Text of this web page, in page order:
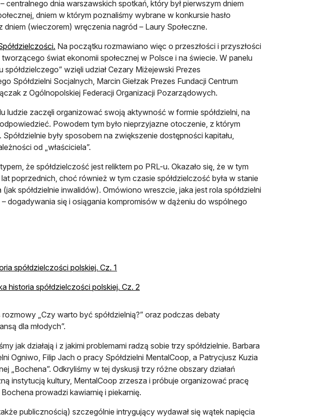
centralnego dnia warszawskich spotkań, który był pierwszym dniem
dniem w którym poznaliśmy wybrane w konkursie hasło
dniem (wieczorem) wręczenia nagród – Laury Społeczne.
Na początku rozmawiano więc o przeszłości i przyszłości
świat ekonomii społecznej w Polsce i na świecie. W panelu
wzięli udział Cezary Miżejewski Prezes
Spółdzielni Socjalnych, Marcin Giełzak Prezes Fundacji Centrum
z Ogólnopolskiej Federacji Organizacji Pozarządowych.
ludzie zaczęli organizować swoją aktywność w formie spółdzielni, na
Powodem tym było nieprzyjazne otoczenie, z którym
były sposobem na zwiększenie dostępności kapitału,
od „właściciela”.
że spółdzielczość jest reliktem po PRL-u. Okazało się, że w tym
poprzednich, choć również w tym czasie spółdzielczość była w stanie
spółdzielnie inwalidów). Omówiono wreszcie, jaka jest rola spółdzielni
dogadywania się i osiągania kompromisów w dążeniu do wspólnego
spółdzielczości polskiej. Cz. 1
historia spółdzielczości polskiej. Cz. 2
„Czy warto być spółdzielnią?” oraz podczas debaty
dla młodych”.
jak działają i z jakimi problemami radzą sobie trzy spółdzielnie. Barbara
Ogniwo, Filip Jach o pracy Spółdzielni MentalCoop, a Patrycjusz Kuzia
„Bochena”. Odkryliśmy w tej dyskusji trzy różne obszary działań
instytucją kultury, MentalCoop zrzesza i próbuje organizować pracę
prowadzi kawiarnię i piekarnię.
publicznością) szczególnie intrygujący wydawał się wątek napięcia